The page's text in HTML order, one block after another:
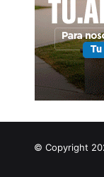
© Copyright